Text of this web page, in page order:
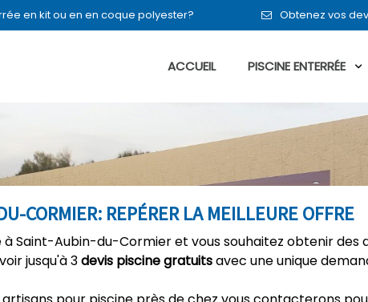
en kit ou en en coque polyester? Obtenez vos
ACCUEIL PISCINE ENTERRÉE
CORMIER: REPÉRER LA MEILLEURE OFFRE
Saint-Aubin-du-Cormier et vous souhaitez obtenir des
jusqu'à 3devis piscine gratuitsavec une unique